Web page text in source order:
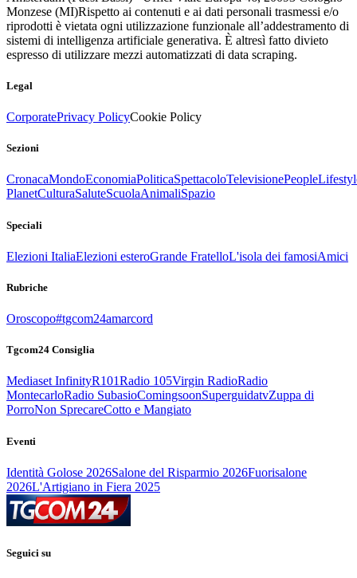
Monzese (MI)Rispetto ai contenuti e ai dati personali trasmessi e/o
riprodotti è vietata ogni utilizzazione funzionale all’addestramento di
sistemi di intelligenza artificiale generativa. È altresì fatto divieto
espresso di utilizzare mezzi automatizzati di data scraping.
Legal
CorporatePrivacy PolicyCookie Policy
Sezioni
CronacaMondoEconomiaPoliticaSpettacoloTelevisionePeople
PlanetCulturaSaluteScuolaAnimaliSpazio
Speciali
Elezioni ItaliaElezioni esteroGrande FratelloL'isola dei famosiAmici
Rubriche
Oroscopo#tgcom24amarcord
Tgcom24 Consiglia
Mediaset InfinityR101Radio 105Virgin RadioRadio
MontecarloRadio SubasioComingsoonSuperguidatvZuppa di
PorroNon SprecareCotto e Mangiato
Eventi
Identità Golose 2026Salone del Risparmio 2026Fuorisalone
2026L'Artigiano in Fiera 2025
Seguici su